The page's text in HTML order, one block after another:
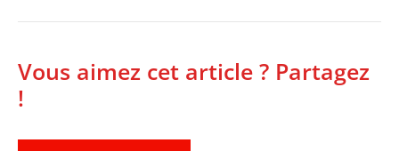
Vous aimez cet article ? Partagez
!